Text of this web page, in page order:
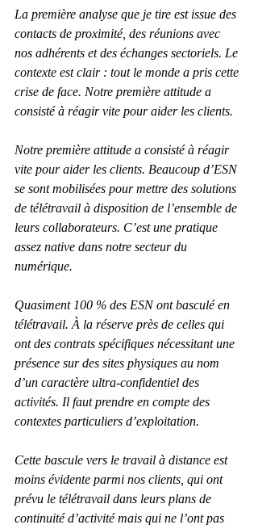
La première analyse que je tire est issue des
contacts de proximité, des réunions avec
nos adhérents et des échanges sectoriels. Le
contexte est clair : tout le monde a pris cette
crise de face. Notre première attitude a
consisté à réagir vite pour aider les clients.
Notre première attitude a consisté à réagir
vite pour aider les clients. Beaucoup d’ESN
se sont mobilisées pour mettre des solutions
de télétravail à disposition de l’ensemble de
leurs collaborateurs. C’est une pratique
assez native dans notre secteur du
numérique.
Quasiment 100 % des ESN ont basculé en
télétravail. À la réserve près de celles qui
ont des contrats spécifiques nécessitant une
présence sur des sites physiques au nom
d’un caractère ultra-confidentiel des
activités. Il faut prendre en compte des
contextes particuliers d’exploitation.
Cette bascule vers le travail à distance est
moins évidente parmi nos clients, qui ont
prévu le télétravail dans leurs plans de
continuité d’activité mais qui ne l’ont pas